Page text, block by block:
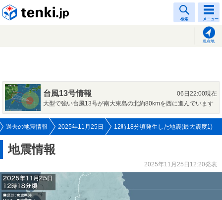
検索 メニュー
現在地
台風13号情報
06日22:00現在
大型で強い台風13号が南大東島の北約80kmを西に進んでいます
過去の地震情報 2025年11月25日 12時18分頃発生した地震(最大震度1)
地震情報
2025年11月25日12:20発表